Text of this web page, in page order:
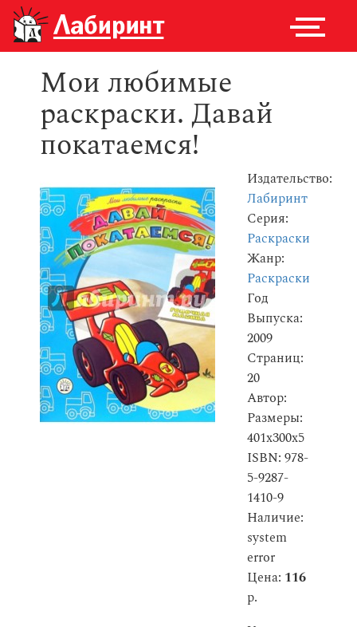
Мои любимые
раскраски. Давай
покатаемся!
Издательство:
Лабиринт
Серия:
Раскраски
Жанр:
Раскраски
Год
Выпуска:
2009
Страниц:
20
Автор:
Размеры:
401x300x5
ISBN: 978-
5-9287-
1410-9
Наличие:
system
error
Цена: 116
р.